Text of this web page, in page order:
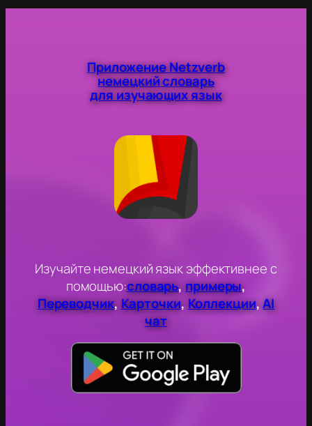
Приложение Netzverb
немецкий словарь
для изучающих язык
Изучайте немецкий язык эффективнее с
помощью:словарь,примеры,
Переводчик, Карточки, Коллекции,AI
чат